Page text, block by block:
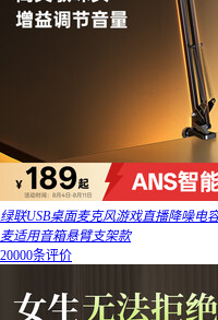
绿联USB桌面麦克风游戏直播降噪电
麦适用音箱悬臂支架款
20000条评价